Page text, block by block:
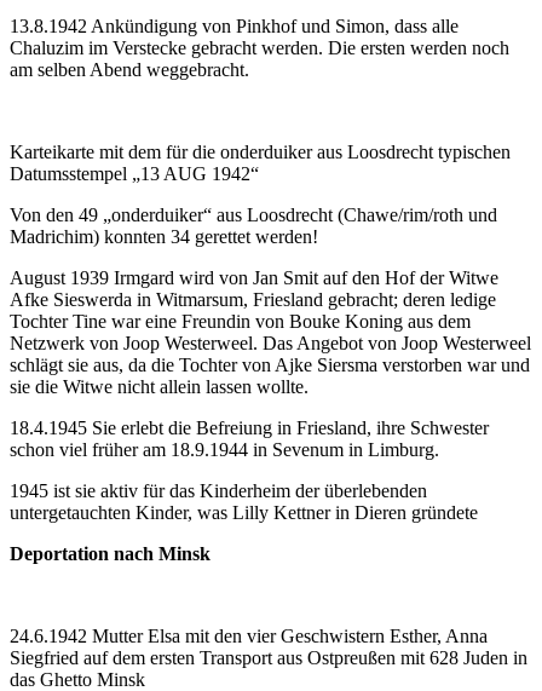
13.8.1942 Ankündigung von Pinkhof und Simon, dass alle
Chaluzim im Verstecke gebracht werden. Die ersten werden noch
am selben Abend weggebracht.
Karteikarte mit dem für die onderduiker aus Loosdrecht typischen
Datumsstempel „13 AUG 1942“
Von den 49 „onderduiker“ aus Loosdrecht (Chawe/rim/roth und
Madrichim) konnten 34 gerettet werden!
August 1939 Irmgard wird von Jan Smit auf den Hof der Witwe
Afke Sieswerda in Witmarsum, Friesland gebracht; deren ledige
Tochter Tine war eine Freundin von Bouke Koning aus dem
Netzwerk von Joop Westerweel. Das Angebot von Joop Westerweel
schlägt sie aus, da die Tochter von Ajke Siersma verstorben war und
sie die Witwe nicht allein lassen wollte.
18.4.1945 Sie erlebt die Befreiung in Friesland, ihre Schwester
schon viel früher am 18.9.1944 in Sevenum in Limburg.
1945 ist sie aktiv für das Kinderheim der überlebenden
untergetauchten Kinder, was Lilly Kettner in Dieren gründete
Deportation nach Minsk
24.6.1942 Mutter Elsa mit den vier Geschwistern Esther, Anna
Siegfried auf dem ersten Transport aus Ostpreußen mit 628 Juden in
das Ghetto Minsk